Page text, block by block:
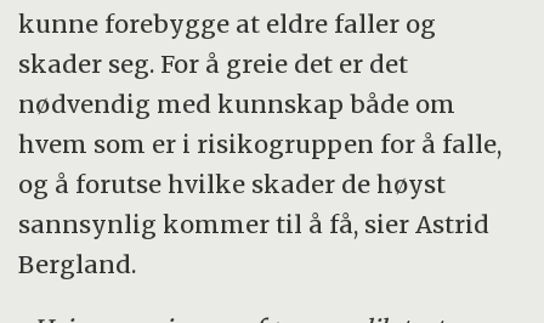
kunne forebygge at eldre faller og
skader seg. For å greie det er det
nødvendig med kunnskap både om
hvem som er i risikogruppen for å falle,
og å forutse hvilke skader de høyst
sannsynlig kommer til å få, sier Astrid
Bergland.